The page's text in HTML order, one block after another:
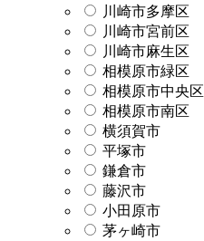
川崎市多摩区
川崎市宮前区
川崎市麻生区
相模原市緑区
相模原市中央区
相模原市南区
横須賀市
平塚市
鎌倉市
藤沢市
小田原市
茅ヶ崎市